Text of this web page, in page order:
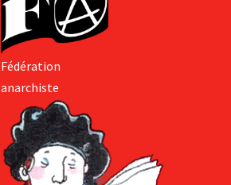
Fédération
anarchiste